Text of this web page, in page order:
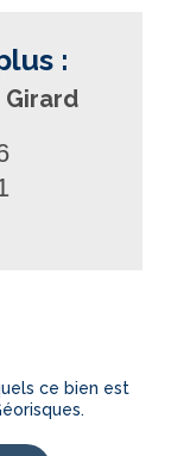
:
ce bien est